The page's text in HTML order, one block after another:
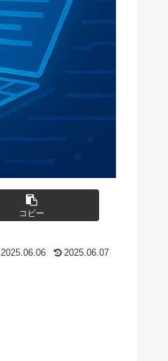
コピー
2025.06.06 2025.06.07